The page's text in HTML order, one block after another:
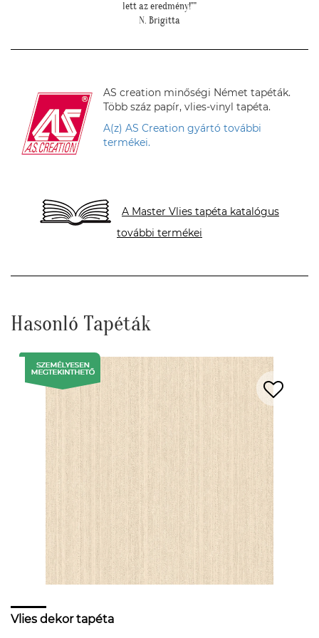
AS creation minőségi Német tapéták.
Több száz papír, vlies-vinyl tapéta.
A(z) AS Creation gyártó további
termékei.
A Master Vlies tapéta katalógus
további termékei
Hasonló Tapéták
Vlies dekor tapéta